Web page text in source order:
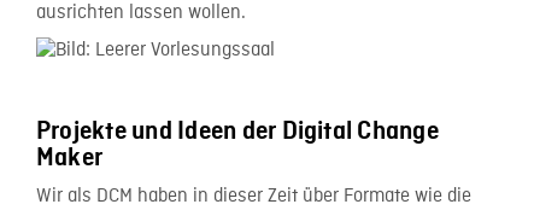
ausrichten lassen wollen.
Projekte und Ideen der Digital Change
Maker
Wir als DCM haben in dieser Zeit über Formate wie die